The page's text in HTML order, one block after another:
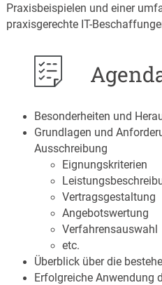
Praxisbeispielen und einer
praxisgerechte IT-
Besonderheiten und
Grundlagen und
Ausschreibung
Eignungskriterien
Vertragsgestaltung
Angebotswertung
Verfahrensauswahl
etc.
Überblick über die
Erfolgreiche Anwendung